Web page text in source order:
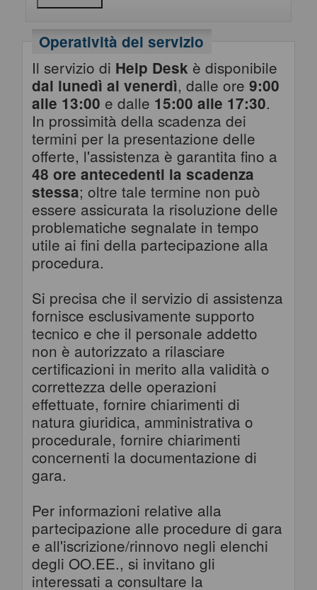
Operatività del servizio
Il servizio di Help Desk è disponibile
dal lunedì al venerdì, dalle ore 9:00
alle 13:00 e dalle 15:00 alle 17:30.
In prossimità della scadenza dei
termini per la presentazione delle
offerte, l'assistenza è garantita fino a
48 ore antecedenti la scadenza
stessa; oltre tale termine non può
essere assicurata la risoluzione delle
problematiche segnalate in tempo
utile ai fini della partecipazione alla
procedura.
Si precisa che il servizio di assistenza
fornisce esclusivamente supporto
tecnico e che il personale addetto
non è autorizzato a rilasciare
certificazioni in merito alla validità o
correttezza delle operazioni
effettuate, fornire chiarimenti di
natura giuridica, amministrativa o
procedurale, fornire chiarimenti
concernenti la documentazione di
gara.
Per informazioni relative alla
partecipazione alle procedure di gara
e all'iscrizione/rinnovo negli elenchi
degli OO.EE., si invitano gli
interessati a consultare la